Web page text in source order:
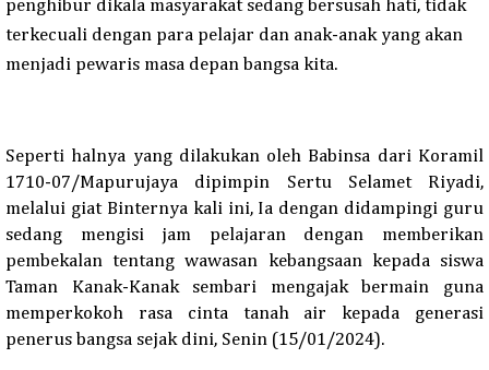
penghibur dikala masyarakat sedang bersusah hati, tidak
terkecuali dengan para pelajar dan anak-anak yang akan
menjadi pewaris masa depan bangsa kita.
Seperti halnya yang dilakukan oleh Babinsa dari Koramil
1710-07/Mapurujaya dipimpin Sertu Selamet Riyadi,
melalui giat Binternya kali ini, Ia dengan didampingi guru
sedang mengisi jam pelajaran dengan memberikan
pembekalan tentang wawasan kebangsaan kepada siswa
Taman Kanak-Kanak sembari mengajak bermain guna
memperkokoh rasa cinta tanah air kepada generasi
penerus bangsa sejak dini, Senin (15/01/2024).